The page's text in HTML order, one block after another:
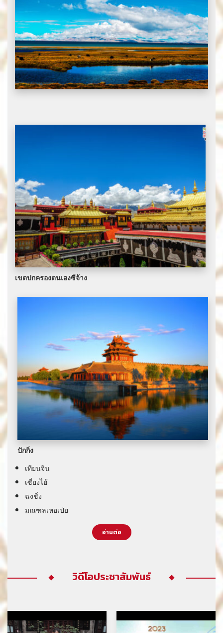
เขตปกครองตนเองซีจ้าง
ปักกิ่ง
เทียนจิน
เซี่ยงไฮ้
ฉงชิ่ง
มณฑลเหอเป่ย
อ่านต่อ
วิดีโอประชาสัมพันธ์